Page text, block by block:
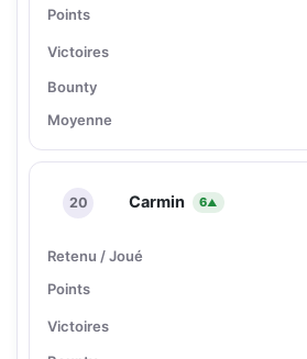
20 Carmin 6▲